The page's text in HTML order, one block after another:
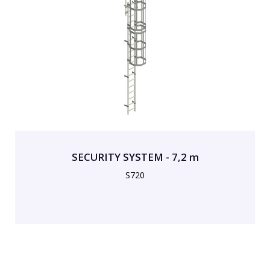
SECURITY SYSTEM - 7,2 m
S720